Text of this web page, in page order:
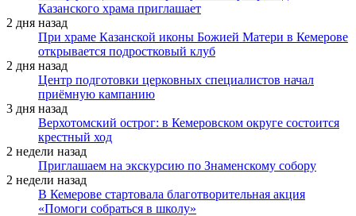
Казанского храма приглашает
2 дня назад
При храме Казанской иконы Божией Матери в Кемерове
открывается подростковый клуб
2 дня назад
Центр подготовки церковных специалистов начал
приёмную кампанию
3 дня назад
Верхотомский острог: в Кемеровском округе состоится
крестный ход
2 недели назад
Приглашаем на экскурсию по Знаменскому собору
2 недели назад
В Кемерове стартовала благотворительная акция
«Помоги собраться в школу»